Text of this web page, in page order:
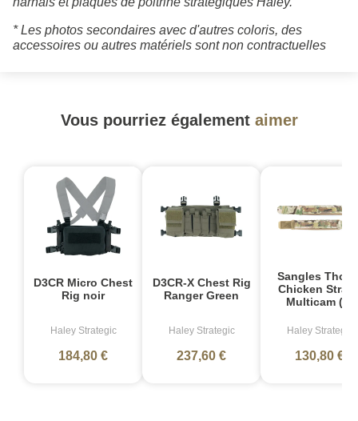
* Les photos secondaires avec d'autres coloris, des
accessoires ou autres matériels sont non contractuelles
Vous pourriez également aimer
D3CR Micro Chest
Rig noir
Haley Strategic
184,80 €
D3CR-X Chest Rig
Ranger Green
Haley Strategic
237,60 €
Sangles
Chicken
Multicam (2)
Haley Strategic
130,80 €